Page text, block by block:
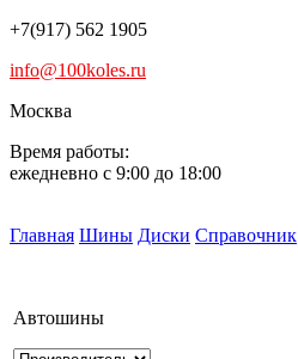
+7(917) 562 1905
info@100koles.ru
Москва
Время работы:
ежедневно с 9:00 до 18:00
Главная Шины Диски Справочник
Автошины